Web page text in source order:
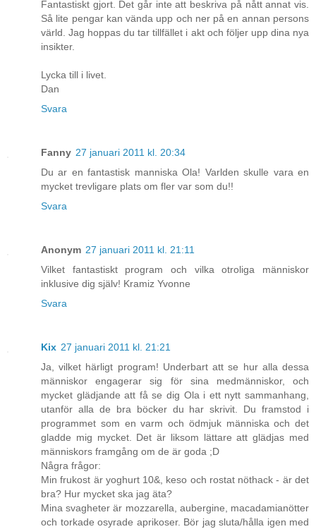
Fantastiskt gjort. Det går inte att beskriva på nått annat vis.
Så lite pengar kan vända upp och ner på en annan persons
värld. Jag hoppas du tar tillfället i akt och följer upp dina nya
insikter.
Lycka till i livet.
Dan
Svara
Fanny 27 januari 2011 kl. 20:34
Du ar en fantastisk manniska Ola! Varlden skulle vara en
mycket trevligare plats om fler var som du!!
Svara
Anonym 27 januari 2011 kl. 21:11
Vilket fantastiskt program och vilka otroliga människor
inklusive dig själv! Kramiz Yvonne
Svara
Kix 27 januari 2011 kl. 21:21
Ja, vilket härligt program! Underbart att se hur alla dessa
människor engagerar sig för sina medmänniskor, och
mycket glädjande att få se dig Ola i ett nytt sammanhang,
utanför alla de bra böcker du har skrivit. Du framstod i
programmet som en varm och ödmjuk människa och det
gladde mig mycket. Det är liksom lättare att glädjas med
människors framgång om de är goda ;D
Några frågor:
Min frukost är yoghurt 10&, keso och rostat nöthack - är det
bra? Hur mycket ska jag äta?
Mina svagheter är mozzarella, aubergine, macadamianötter
och torkade osyrade aprikoser. Bör jag sluta/hålla igen med